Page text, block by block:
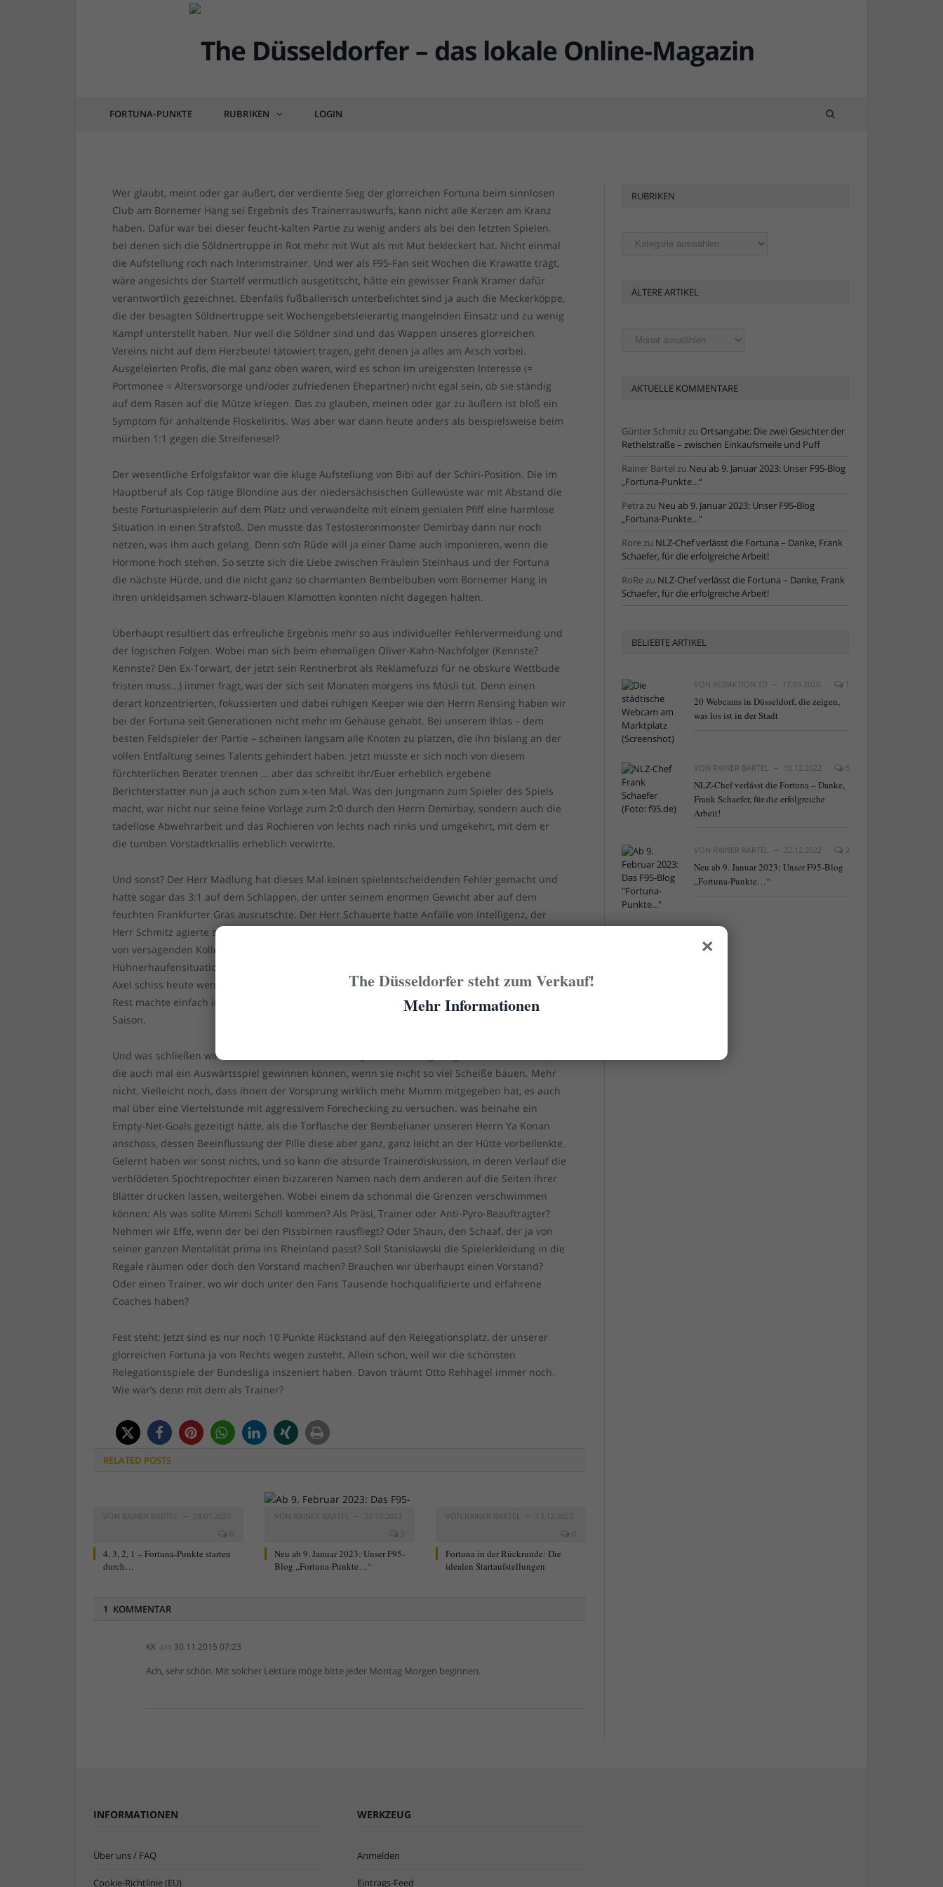
FORTUNA-PUNKTE RUBRIKEN LOGIN
Wer glaubt, meint oder gar äußert, der verdiente Sieg der glorreichen Fortuna beim sinnlosen
Club am Bornemer Hang sei Ergebnis des Trainerrauswurfs, kann nicht alle Kerzen am Kranz
haben. Dafür war bei dieser feucht-kalten Partie zu wenig anders als bei den letzten Spielen,
bei denen sich die Söldnertruppe in Rot mehr mit Wut als mit Mut bekleckert hat. Nicht einmal
die Aufstellung roch nach Interimstrainer. Und wer als F95-Fan seit Wochen die Krawatte trägt,
wäre angesichts der Startelf vermutlich ausgetitscht, hätte ein gewisser Frank Kramer dafür
verantwortlich gezeichnet. Ebenfalls fußballerisch unterbelichtet sind ja auch die Meckerköppe,
die der besagten Söldnertruppe seit Wochengebetsleierartig mangelnden Einsatz und zu wenig
Kampf unterstellt haben. Nur weil die Söldner sind und das Wappen unseres glorreichen
Vereins nicht auf dem Herzbeutel tätowiert tragen, geht denen ja alles am Arsch vorbei.
Ausgeleierten Profis, die mal ganz oben waren, wird es schon im ureigensten Interesse (=
Portmonee = Altersvorsorge und/oder zufriedenen Ehepartner) nicht egal sein, ob sie ständig
auf dem Rasen auf die Mütze kriegen. Das zu glauben, meinen oder gar zu äußern ist bloß ein
Symptom für anhaltende Floskeliritis. Was aber war dann heute anders als beispielsweise beim
mürben 1:1 gegen die Streifenesel?
Der wesentliche Erfolgsfaktor war die kluge Aufstellung von Bibi auf der Schiri-Position. Die im
Hauptberuf als Cop tätige Blondine aus der niedersächsischen Güllewüste war mit Abstand die
beste Fortunaspielerin auf dem Platz und verwandelte mit einem genialen Pfiff eine harmlose
Situation in einen Strafstoß. Den musste das Testosteronmonster Demirbay dann nur noch
netzen, was ihm auch gelang. Denn so’n Rüde will ja einer Dame auch imponieren, wenn die
Hormone hoch stehen. So setzte sich die Liebe zwischen Fräulein Steinhaus und der Fortuna
die nächste Hürde, und die nicht ganz so charmanten Bembelbuben vom Bornemer Hang in
ihren unkleidsamen schwarz-blauen Klamotten konnten nicht dagegen halten.
Überhaupt resultiert das erfreuliche Ergebnis mehr so aus individueller Fehlervermeidung und
der logischen Folgen. Wobei man sich beim ehemaligen Oliver-Kahn-Nachfolger (Kennste?
Kennste? Den Ex-Torwart, der jetzt sein Rentnerbrot als Reklamefuzzi für ne obskure Wettbude
fristen muss…) immer fragt, was der sich seit Monaten morgens ins Müsli tut. Denn einen
derart konzentrierten, fokussierten und dabei ruhigen Keeper wie den Herrn Rensing haben wir
bei der Fortuna seit Generationen nicht mehr im Gehäuse gehabt. Bei unserem Ihlas – dem
besten Feldspieler der Partie – scheinen langsam alle Knoten zu platzen, die ihn bislang an der
vollen Entfaltung seines Talents gehindert haben. Jetzt müsste er sich noch von diesem
fürchterlichen Berater trennen … aber das schreibt Ihr/Euer erheblich ergebene
Berichterstatter nun ja auch schon zum x-ten Mal. Was den Jungmann zum Spieler des Spiels
macht, war nicht nur seine feine Vorlage zum 2:0 durch den Herrn Demirbay, sondern auch die
tadellose Abwehrarbeit und das Rochieren von lechts nach rinks und umgekehrt, mit dem er
die tumben Vorstadtknallis erheblich verwirrte.
Und sonst? Der Herr Madlung hat dieses Mal keinen spielentscheidenden Fehler gemacht und
hatte sogar das 3:1 auf dem Schlappen, der unter seinem enormen Gewicht aber auf dem
feuchten Frankfurter Gras ausrutschte. Der Herr Schauerte hatte Anfälle von Intelligenz, der
Herr Schmitz agierte solide, und Käpt’n Haggui konnte halbwegs gelassen bleiben, weil er nicht
von versagenden Kollegen angesteckt wurde. Nicht einmal die drei, vier
Hühnerhaufensituationen brachte ihn aus der Ruhe. Und das ist dann auch schon was. Unser
Axel schiss heute weniger Mitspieler weniger doll an, was diese sehr glücklich machte. Und der
Rest machte einfach in Summe weniger Fehler als bei den diversen Desastern der laufenden
Saison.
Und was schließen wir daraus? Dass unsere Söldner jeder für sich ganz gute Profikicker sind,
die auch mal ein Auswärtsspiel gewinnen können, wenn sie nicht so viel Scheiße bauen. Mehr
nicht. Vielleicht noch, dass ihnen der Vorsprung wirklich mehr Mumm mitgegeben hat, es auch
mal über eine Viertelstunde mit aggressivem Forechecking zu versuchen. was beinahe ein
Empty-Net-Goals gezeitigt hätte, als die Torflasche der Bembelianer unseren Herrn Ya Konan
anschoss, dessen Beeinflussung der Pille diese aber ganz, ganz leicht an der Hütte vorbeilenkte.
Gelernt haben wir sonst nichts, und so kann die absurde Trainerdiskussion, in deren Verlauf die
verblödeten Spochtrepochter einen bizzareren Namen nach dem anderen auf die Seiten ihrer
Blätter drucken lassen, weitergehen. Wobei einem da schonmal die Grenzen verschwimmen
können: Als was sollte Mimmi Scholl kommen? Als Präsi, Trainer oder Anti-Pyro-Beauftragter?
Nehmen wir Effe, wenn der bei den Pissbirnen rausfliegt? Oder Shaun, den Schaaf, der ja von
seiner ganzen Mentalität prima ins Rheinland passt? Soll Stanislawski die Spielerkleidung in die
Regale räumen oder doch den Vorstand machen? Brauchen wir überhaupt einen Vorstand?
Oder einen Trainer, wo wir doch unter den Fans Tausende hochqualifizierte und erfahrene
Coaches haben?
Fest steht: Jetzt sind es nur noch 10 Punkte Rückstand auf den Relegationsplatz, der unserer
glorreichen Fortuna ja von Rechts wegen zusteht. Allein schon, weil wir die schönsten
Relegationsspiele der Bundesliga inszeniert haben. Davon träumt Otto Rehhagel immer noch.
Wie wär’s denn mit dem als Trainer?
RELATED POSTS
VON RAINER BARTEL
08.01.2023
0
4, 3, 2, 1 – Fortuna-Punkte starten
durch…
VON RAINER BARTEL
22.12.2022
2
Neu ab 9. Januar 2023: Unser F95-
Blog „Fortuna-Punkte…“
VON RAINER BARTEL
13.12.2022
0
Fortuna in der Rückrunde: Die
idealen Startaufstellungen
1 KOMMENTAR
KK am 30.11.2015 07:23
Ach, sehr schön. Mit solcher Lektüre möge bitte jeder Montag Morgen beginnen.
RUBRIKEN
Rubriken
ÄLTERE ARTIKEL
Ältere
AKTUELLE KOMMENTARE
Günter Schmitzzu Ortsangabe: Die zwei Gesichter der
Rethelstraße – zwischen Einkaufsmeile und Puff
Rainer Bartel zu Neu ab 9. Januar 2023: Unser F95-Blog
„Fortuna-Punkte…“
Petra zu Neu ab 9. Januar 2023: Unser F95-Blog
„Fortuna-Punkte…“
Rorezu NLZ-Chef verlässt die Fortuna – Danke, Frank
Schaefer, für die erfolgreiche Arbeit!
RoRezu NLZ-Chef verlässt die Fortuna – Danke, Frank
Schaefer, für die erfolgreiche Arbeit!
BELIEBTE ARTIKEL
VON REDAKTION TD 17.09.2020 1
20 Webcams in Düsseldorf, die zeigen,
was los ist in der Stadt
VON RAINER BARTEL 10.12.2022 5
NLZ-Chef verlässt die Fortuna – Danke,
Frank Schaefer, für die erfolgreiche
Arbeit!
VON RAINER BARTEL 22.12.2022 2
Neu ab 9. Januar 2023: Unser F95-Blog
„Fortuna-Punkte…“
INFORMATIONEN
Über uns / FAQ
Cookie-Richtlinie (EU)
WERKZEUG
Anmelden
Eintrags-Feed
×
The Düsseldorfer steht zum Verkauf!
Mehr Informationen